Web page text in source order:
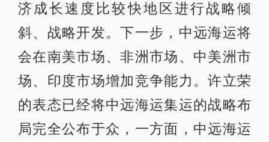
济成长速度比较快地区进行战略倾
斜、战略开发。下一步，中远海运将
会在南美市场、非洲市场、中美洲市
场、印度市场增加竞争能力。许立荣
的表态已经将中远海运集运的战略布
局完全公布于众，一方面，中远海运